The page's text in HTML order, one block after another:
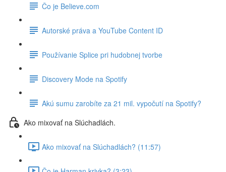
Čo je Believe.com
Autorské práva a YouTube Content ID
Používanie Splice pri hudobnej tvorbe
Discovery Mode na Spotify
Akú sumu zarobíte za 21 mil. vypočutí na Spotify?
Ako mixovať na Slúchadlách.
Ako mixovať na Slúchadlách? (11:57)